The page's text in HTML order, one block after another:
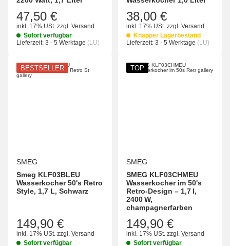
47,50 €
inkl. 17% USt. zzgl. Versand
Sofort verfügbar
Lieferzeit: 3 - 5 Werktage (LU)
38,00 €
inkl. 17% USt. zzgl. Versand
Knapper Lagerbestand
Lieferzeit: 3 - 5 Werktage (LU)
BESTSELLER
SMEG
Smeg KLF03BLEU
Wasserkocher 50's Retro
Style, 1,7 L, Schwarz
149,90 €
inkl. 17% USt. zzgl. Versand
Sofort verfügbar
TOP
SMEG
SMEG KLF03CHMEU
Wasserkocher im 50's
Retro-Design – 1,7 l,
2400 W,
champagnerfarben
149,90 €
inkl. 17% USt. zzgl. Versand
Sofort verfügbar